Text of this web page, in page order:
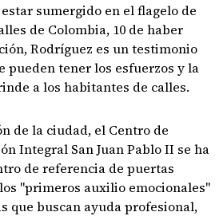
sumergido en el flagelo de
de Colombia, 10 de haber
Rodríguez es un testimonio
pueden tener los esfuerzos y la
a los habitantes de calles.
de la ciudad, el Centro de
Integral San Juan Pablo II se ha
de referencia de puertas
"primeros auxilio emocionales"
que buscan ayuda profesional,